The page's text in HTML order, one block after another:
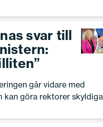
svar till
går vidare med
kan göra rektorer
från skolledare och nu